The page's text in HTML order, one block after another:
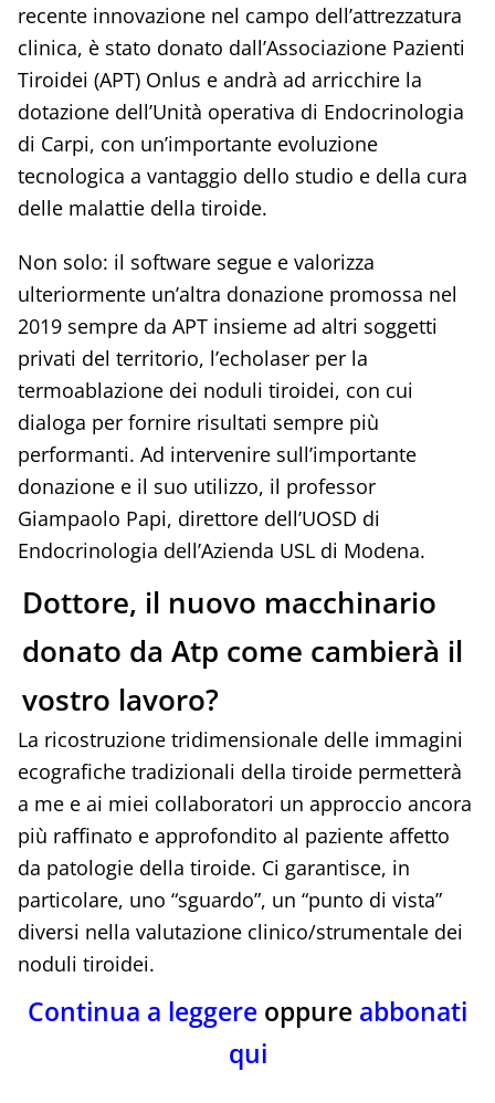
recente innovazione nel campo dell’attrezzatura
clinica, è stato donato dall’Associazione Pazienti
Tiroidei (APT) Onlus e andrà ad arricchire la
dotazione dell’Unità operativa di Endocrinologia
di Carpi, con un’importante evoluzione
tecnologica a vantaggio dello studio e della cura
delle malattie della tiroide.
Non solo: il software segue e valorizza
ulteriormente un’altra donazione promossa nel
2019 sempre da APT insieme ad altri soggetti
privati del territorio, l’echolaser per la
termoablazione dei noduli tiroidei, con cui
dialoga per fornire risultati sempre più
performanti. Ad intervenire sull’importante
donazione e il suo utilizzo, il professor
Giampaolo Papi, direttore dell’UOSD di
Endocrinologia dell’Azienda USL di Modena.
Dottore, il nuovo macchinario
donato da Atp come cambierà il
vostro lavoro?
La ricostruzione tridimensionale delle immagini
ecografiche tradizionali della tiroide permetterà
a me e ai miei collaboratori un approccio ancora
più raffinato e approfondito al paziente affetto
da patologie della tiroide. Ci garantisce, in
particolare, uno “sguardo”, un “punto di vista”
diversi nella valutazione clinico/strumentale dei
noduli tiroidei.
Continua a leggere oppure abbonati
qui